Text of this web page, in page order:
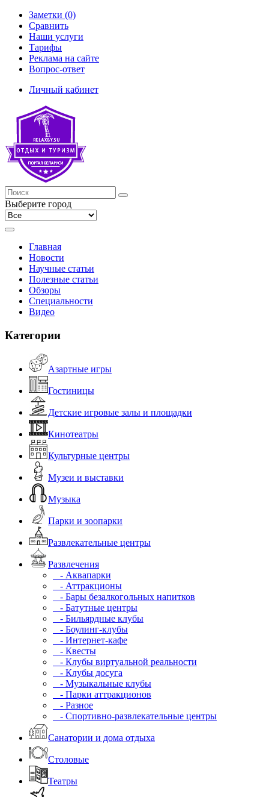
Заметки (0)
Сравнить
Наши услуги
Тарифы
Реклама на сайте
Вопрос-ответ
Личный кабинет
Выберите город
Главная
Новости
Научные статьи
Полезные статьи
Обзоры
Специальности
Видео
Категории
Азартные игры
Гостиницы
Детские игровые залы и площадки
Кинотеатры
Культурные центры
Музеи и выставки
Музыка
Парки и зоопарки
Развлекательные центры
Развлечения
- Аквапарки
- Аттракционы
- Бары безалкогольных напитков
- Батутные центры
- Бильярдные клубы
- Боулинг-клубы
- Интернет-кафе
- Квесты
- Клубы виртуальной реальности
- Клубы досуга
- Музыкальные клубы
- Парки аттракционов
- Разное
- Спортивно-развлекательные центры
Санатории и дома отдыха
Столовые
Театры